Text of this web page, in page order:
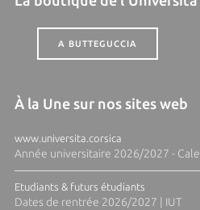
A BUTTEGUCCIA
À la Une sur nos sites web
www.universita.corsica
Année universitaire 2026/2027 -
Etudiants & futurs étudiants
Dates de rentrée 2026/2027 | IUT